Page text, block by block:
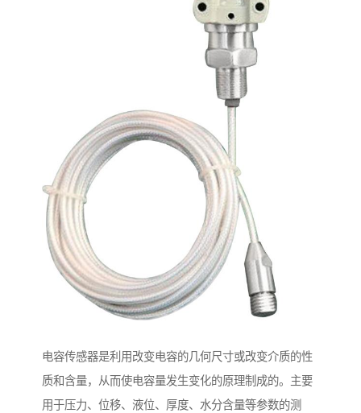
电容传感器是利用改变电容的几何尺寸或改变介质的性
质和含量，从而使电容量发生变化的原理制成的。主要
用于压力、位移、液位、厚度、水分含量等参数的测